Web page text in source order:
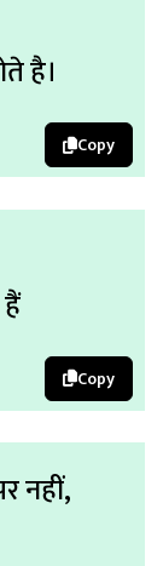
है।
Copy
Copy
नहीं,